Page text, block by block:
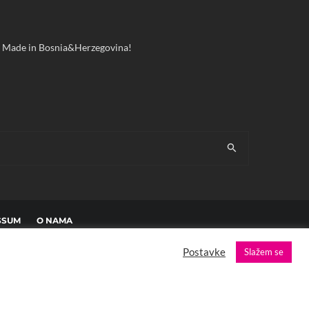
in Bosnia&Herzegovina!
O NAMA
Postavke Slažem se